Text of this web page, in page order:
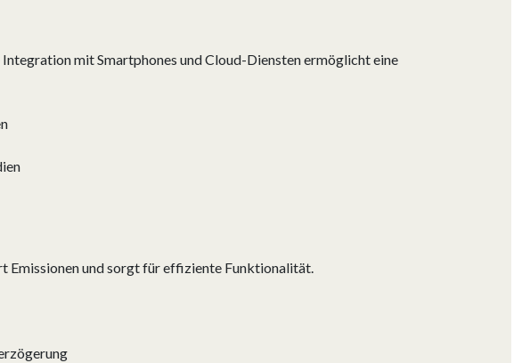
mit Smartphones und Cloud-Diensten ermöglicht eine
und sorgt für effiziente Funktionalität.